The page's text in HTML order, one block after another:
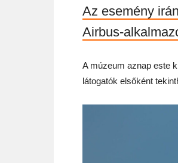
Az esemény
Airbus-
A múzeum aznap este
látogatók elsőként